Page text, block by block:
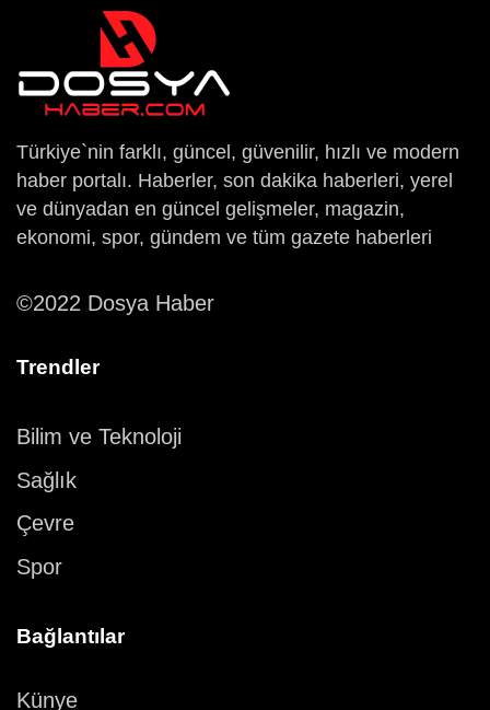
Türkiye`nin farklı, güncel, güvenilir, hızlı ve modern
haber portalı. Haberler, son dakika haberleri, yerel
ve dünyadan en güncel gelişmeler, magazin,
ekonomi, spor, gündem ve tüm gazete haberleri
©2022 Dosya Haber
Trendler
Bilim ve Teknoloji
Sağlık
Çevre
Spor
Bağlantılar
Künye